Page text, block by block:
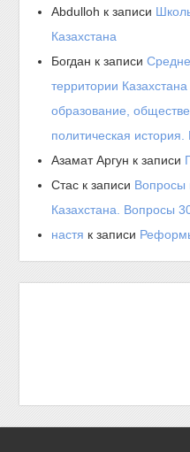
Abdulloh к записи
Казахстана
Богдан к записи
территории
образование,
политическая
Азамат Аргун к записи
Стас к записи Вопросы
Казахстана. Вопросы
настя к записи